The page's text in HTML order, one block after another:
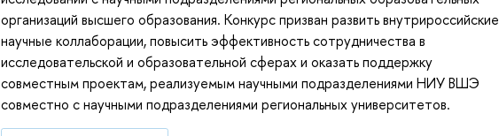
организаций высшего образования. Конкурс призван развить внутрироссийские
научные коллаборации, повысить эффективность сотрудничества в
исследовательской и образовательной сферах и оказать поддержку
совместным проектам, реализуемым научными подразделениями НИУ ВШЭ
совместно с научными подразделениями региональных университетов.